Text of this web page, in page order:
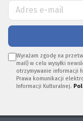
Wyrażam zgodę na
mail) w celu wysyłki
otrzymywanie informacji
Prawa komunikacji
Informacji Kulturalnej.